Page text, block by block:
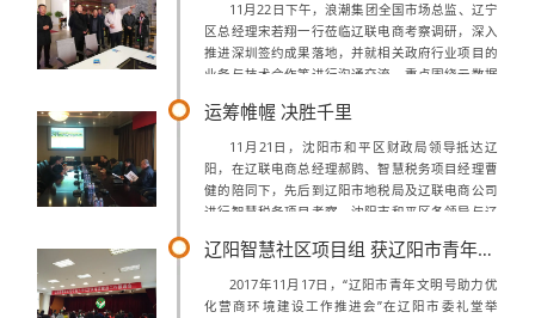
11月22日下午，浪潮集团全国市场总监、辽宁
区总经理宋若翔一行莅临辽联电商考察调研，深入
推进深圳签约成果落地，并就相关政府行业项目的
业务与技术合作等进行沟通交流，重点围绕云数据
加强务实合作。辽阳市白塔区委书记蔡鸿...
运筹帷幄 决胜千里
11月21日，沈阳市和平区财政局领导抵达辽
阳，在辽联电商总经理郝鹍、智慧税务项目经理曹
健的陪同下，先后到辽阳市地税局及辽联电商公司
进行智慧税务项目考察。沈阳市和平区各领导与辽
局一行领导首先来到辽阳市地税局，在地税...
辽阳智慧社区项目组 获辽阳市青年文明号荣誉称号
2017年11月17日，“辽阳市青年文明号助力优
化营商环境建设工作推进会”在辽阳市委礼堂举